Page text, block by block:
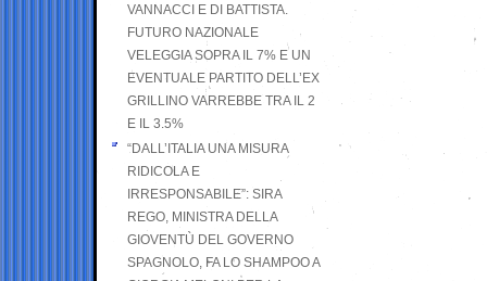
VANNACCI E DI BATTISTA.
FUTURO NAZIONALE
VELEGGIA SOPRA IL 7% E UN
EVENTUALE PARTITO DELL’EX
GRILLINO VARREBBE TRA IL 2
E IL 3.5%
“DALL’ITALIA UNA MISURA
RIDICOLA E
IRRESPONSABILE”: SIRA
REGO, MINISTRA DELLA
GIOVENTÙ DEL GOVERNO
SPAGNOLO, FA LO SHAMPOO A